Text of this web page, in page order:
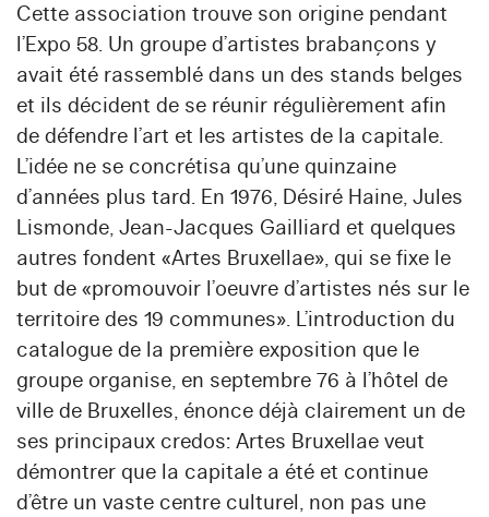
Cette association trouve son origine pendant
l’Expo 58. Un groupe d’artistes brabançons y
avait été rassemblé dans un des stands belges
et ils décident de se réunir régulièrement afin
de défendre l’art et les artistes de la capitale.
L’idée ne se concrétisa qu’une quinzaine
d’années plus tard. En 1976, Désiré Haine, Jules
Lismonde, Jean-Jacques Gailliard et quelques
autres fondent «Artes Bruxellae», qui se fixe le
but de «promouvoir l’oeuvre d’artistes nés sur le
territoire des 19 communes». L’introduction du
catalogue de la première exposition que le
groupe organise, en septembre 76 à l’hôtel de
ville de Bruxelles, énonce déjà clairement un de
ses principaux credos: Artes Bruxellae veut
démontrer que la capitale a été et continue
d’être un vaste centre culturel, non pas une